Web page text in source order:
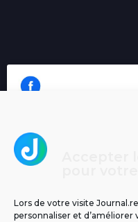
Lors de votre visite
personnaliser et d’améliorer